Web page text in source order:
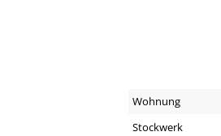
Wohnung
Stockwerk